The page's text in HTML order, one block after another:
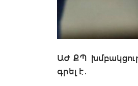
ԱԺ ՔՊ
գրել է․